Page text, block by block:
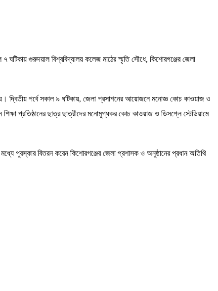
ঘটিকায় গুরুদয়াল বিশ্ববিদ্যালয় কলেজ মাঠের স্মৃতি সৌধে, কিশোরগঞ্জের জেলা
দ্বিতীয় পর্বে সকাল ৯ ঘটিকায়, জেলা প্রসাশনের আয়োজনে মনোজ্ঞ কোচ কাওয়াজ ও
প্রতিষ্ঠানের ছাত্র ছাত্রীদের মনোমুগ্ধকর কোচ কাওয়াজ ও ডিসপ্লে স্টেডিয়ামে
পুরস্কার বিতরন করেন কিশোরগঞ্জের জেলা প্রশাসক ও অনুষ্ঠানের প্রধান অতিথি